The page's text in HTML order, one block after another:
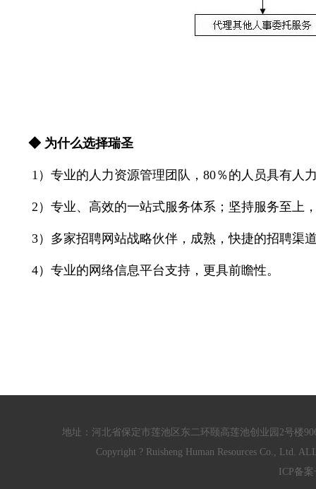
◆为什么选择瑞圣
1）专业的人力资源管理团队，80％的人员具有人
2）专业、高效的一站式服务体系；坚持服务至上
3）多家招聘网站战略伙伴，成熟，快捷的招聘渠
4）专业的网络信息平台支持，更具前瞻性。
地址：河北省保定市莲池区东二环颐高莲池创业园2号楼
Copyright ? Ruisheng Human Resources Co., Ltd.
ICP备